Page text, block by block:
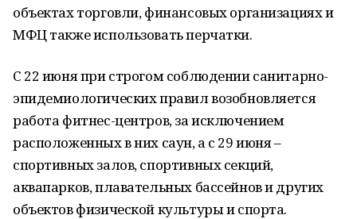
объектах торговли, финансовых организациях и
МФЦ также использовать перчатки.
С 22 июня при строгом соблюдении санитарно-
эпидемиологических правил возобновляется
работа фитнес-центров, за исключением
расположенных в них саун, а с 29 июня –
спортивных залов, спортивных секций,
аквапарков, плавательных бассейнов и других
объектов физической культуры и спорта.